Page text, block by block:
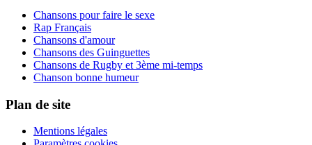
Chansons pour faire le sexe
Rap Français
Chansons d'amour
Chansons des Guinguettes
Chansons de Rugby et 3ème mi-temps
Chanson bonne humeur
Plan de site
Mentions légales